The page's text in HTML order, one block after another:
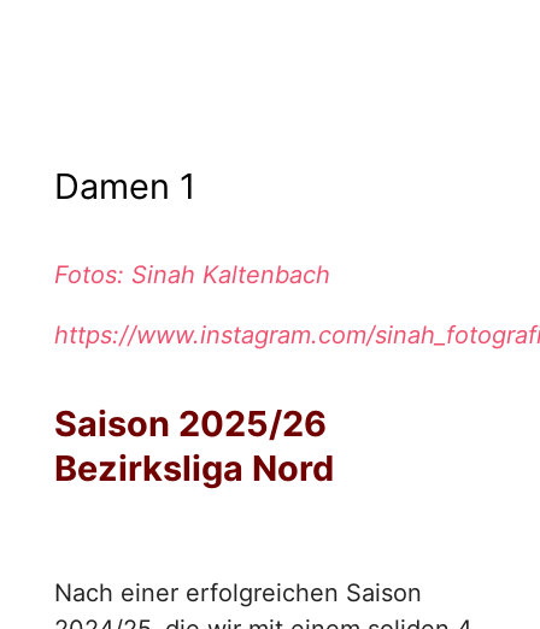
Damen 1
Fotos: Sinah Kaltenbach
https://www.instagram.com/
Saison 2025/26
Bezirksliga Nord
Nach einer erfolgreichen Saison